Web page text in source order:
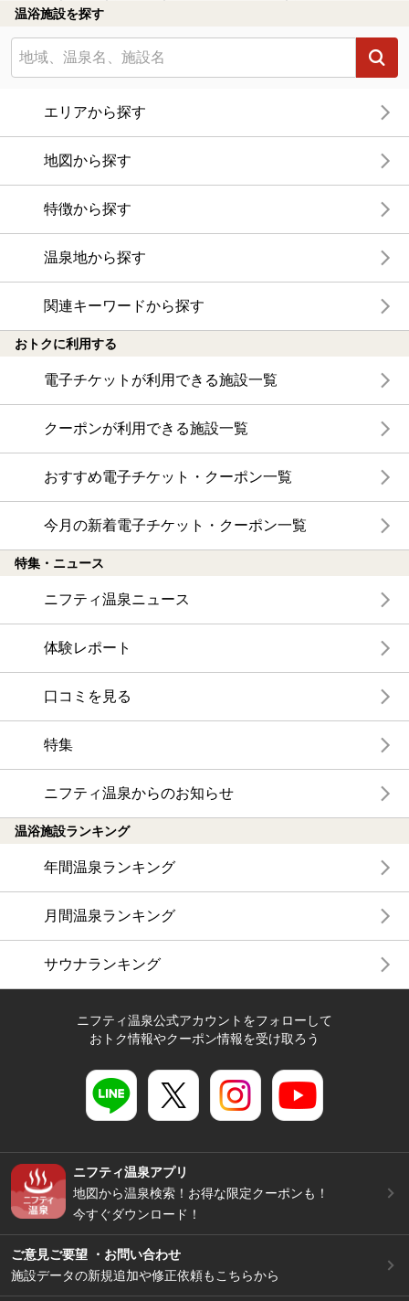
温浴施設を探す
エリアから探す
地図から探す
特徴から探す
温泉地から探す
関連キーワードから探す
おトクに利用する
電子チケットが利用できる施設一覧
クーポンが利用できる施設一覧
おすすめ電子チケット・クーポン一覧
今月の新着電子チケット・クーポン一覧
特集・ニュース
ニフティ温泉ニュース
体験レポート
口コミを見る
特集
ニフティ温泉からのお知らせ
温浴施設ランキング
年間温泉ランキング
月間温泉ランキング
サウナランキング
ニフティ温泉公式アカウントをフォローして
おトク情報やクーポン情報を受け取ろう
ニフティ温泉アプリ
地図から温泉検索！お得な限定クーポンも！
今すぐダウンロード！
ご意見ご要望 ・お問い合わせ
施設データの新規追加や修正依頼もこちらから